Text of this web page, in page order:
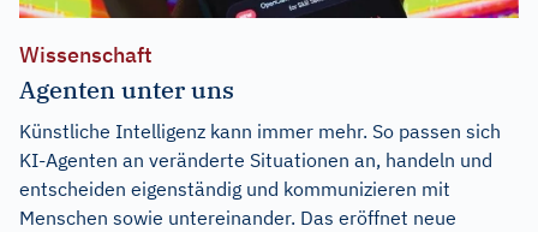
Wissenschaft
Agenten unter uns
Künstliche Intelligenz kann immer mehr. So passen sich
KI-Agenten an veränderte Situationen an, handeln und
entscheiden eigenständig und kommunizieren mit
Menschen sowie untereinander. Das eröffnet neue